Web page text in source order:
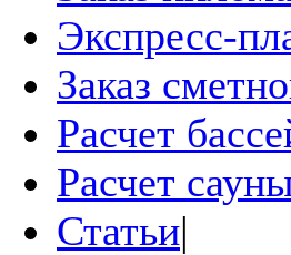
Экспресс-
Заказ
Расчет
Расчет
Статьи|